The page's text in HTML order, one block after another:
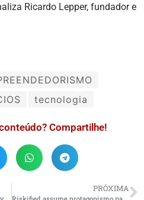
Ricardo Lepper, fundador e
tecnologia
Compartilhe!
PRÓXIMA